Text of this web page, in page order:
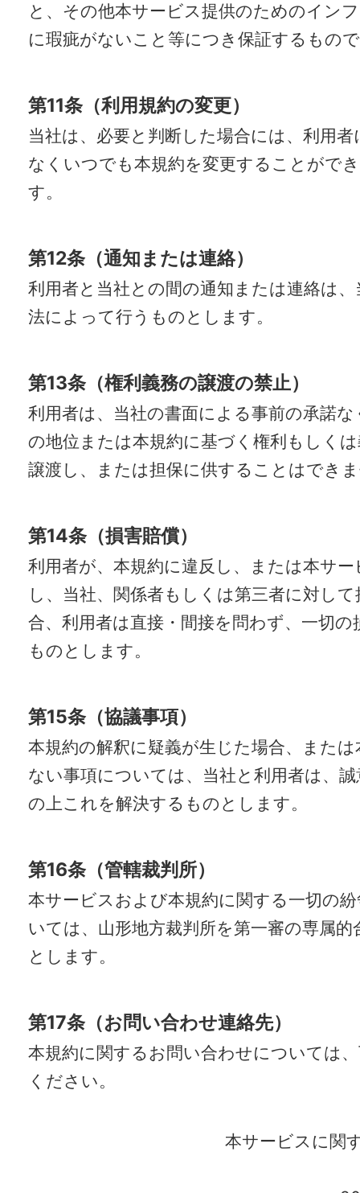
と、その他本サービス提供のためのイン
に瑕疵がないこと等につき保証するもの
第11条（利用規約の変更）
当社は、必要と判断した場合には、利用
なくいつでも本規約を変更することがで
す。
第12条（通知または連絡）
利用者と当社との間の通知または連絡は
法によって行うものとします。
第13条（権利義務の譲渡の禁止）
利用者は、当社の書面による事前の承諾な
の地位または本規約に基づく権利もしく
譲渡し、または担保に供することはでき
第14条（損害賠償）
利用者が、本規約に違反し、または本サ
し、当社、関係者もしくは第三者に対し
合、利用者は直接・間接を問わず、一切の
ものとします。
第15条（協議事項）
本規約の解釈に疑義が生じた場合、また
ない事項については、当社と利用者は、
の上これを解決するものとします。
第16条（管轄裁判所）
本サービスおよび本規約に関する一切の
いては、山形地方裁判所を第一審の専属的
とします。
第17条（お問い合わせ連絡先）
本規約に関するお問い合わせについては
ください。
本サービスに関